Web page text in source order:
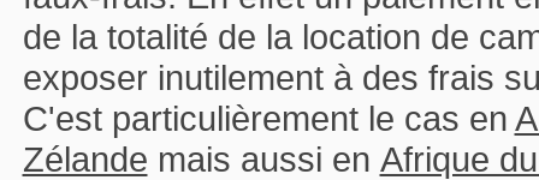
de la totalité de la location de
exposer inutilement à des frais
C'est particulièrement le cas en
Zélande mais aussi en Afrique